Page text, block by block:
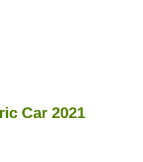
Car 2021